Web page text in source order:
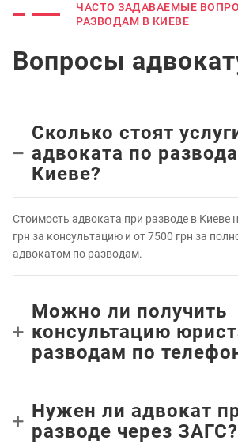
ЧАСТО ЗАДАВАЕМЫЕ
РАЗВОДАМ В КИЕВЕ
Вопросы
Сколько стоят
адвоката по
Киеве?
Стоимость адвоката при разводе в Киеве
грн за консультацию и от 7500 грн за
адвокатом по разводам.
Можно ли получить
консультацию
разводам по
Нужен ли адвокат
разводе через ЗАГС?